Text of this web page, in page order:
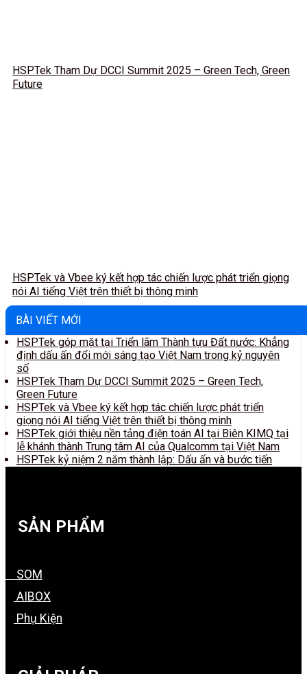
HSPTek Tham Dự DCCI Summit 2025 – Green Tech, Green
Future
HSPTek và Vbee ký kết hợp tác chiến lược phát triển giọng
nói AI tiếng Việt trên thiết bị thông minh
BÀI VIẾT MỚI
HSPTek góp mặt tại Triển lãm Thành tựu Đất nước: Khẳng
định dấu ấn đổi mới sáng tạo Việt Nam trong kỷ nguyên
số
HSPTek Tham Dự DCCI Summit 2025 – Green Tech,
Green Future
HSPTek và Vbee ký kết hợp tác chiến lược phát triển
giọng nói AI tiếng Việt trên thiết bị thông minh
HSPTek giới thiệu nền tảng điện toán AI tại Biên KIMQ tại
lễ khánh thành Trung tâm AI của Qualcomm tại Việt Nam
HSPTek kỷ niệm 2 năm thành lập: Dấu ấn và bước tiến
SẢN PHẨM
SOM
AIBOX
Phụ Kiện